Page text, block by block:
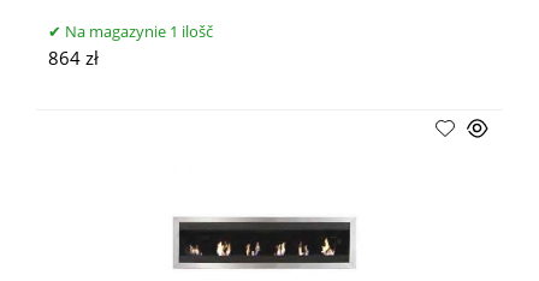
Na magazynie 1 ilošč
864 zł